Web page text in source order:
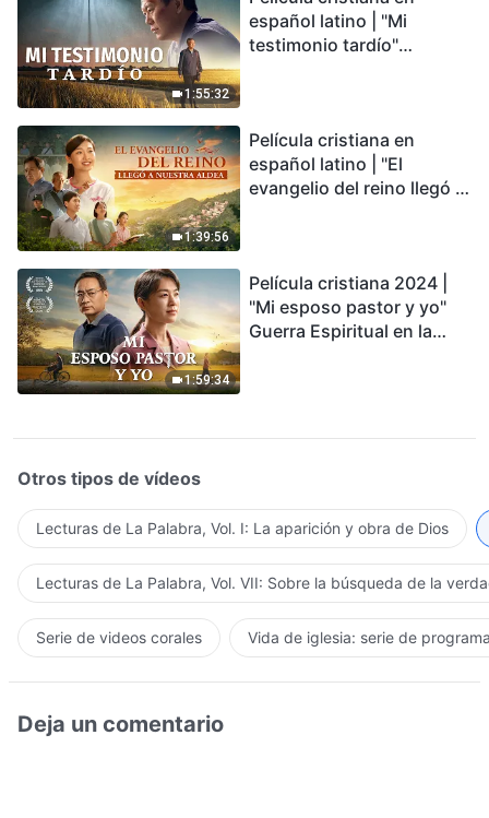
1:55:32
español latino | "Mi
testimonio tardío"
conmovedor
1:39:56
Película cristiana en
español latino | "El
evangelio del reino llegó a
1:59:34
Película cristiana 2024 |
"Mi esposo pastor y yo"
Guerra Espiritual en la
Otros tipos de vídeos
Lecturas de La Palabra, Vol. I: La aparición y obra de Dios
Lecturas de La Palabra, Vol. VII: Sobre la búsqueda de la
Serie de videos corales Vida de iglesia: serie de
Deja un comentario